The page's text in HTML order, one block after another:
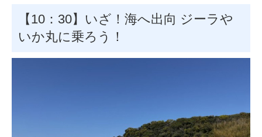
【10：30】いざ！海へ出向 ジーラや
いか丸に乗ろう！